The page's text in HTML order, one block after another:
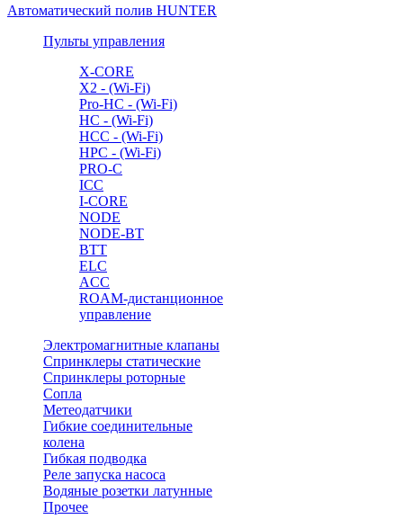
Автоматический полив HUNTER
Пульты управления
X-CORE
X2 - (Wi-Fi)
Pro-HC - (Wi-Fi)
HC - (Wi-Fi)
HCC - (Wi-Fi)
HPC - (Wi-Fi)
PRO-C
ICC
I-CORE
NODE
NODE-BT
BTT
ELC
ACC
ROAM-дистанционное
управление
Электромагнитные клапаны
Спринклеры статические
Спринклеры роторные
Сопла
Метеодатчики
Гибкие соединительные
колена
Гибкая подводка
Реле запуска насоса
Водяные розетки латунные
Прочее